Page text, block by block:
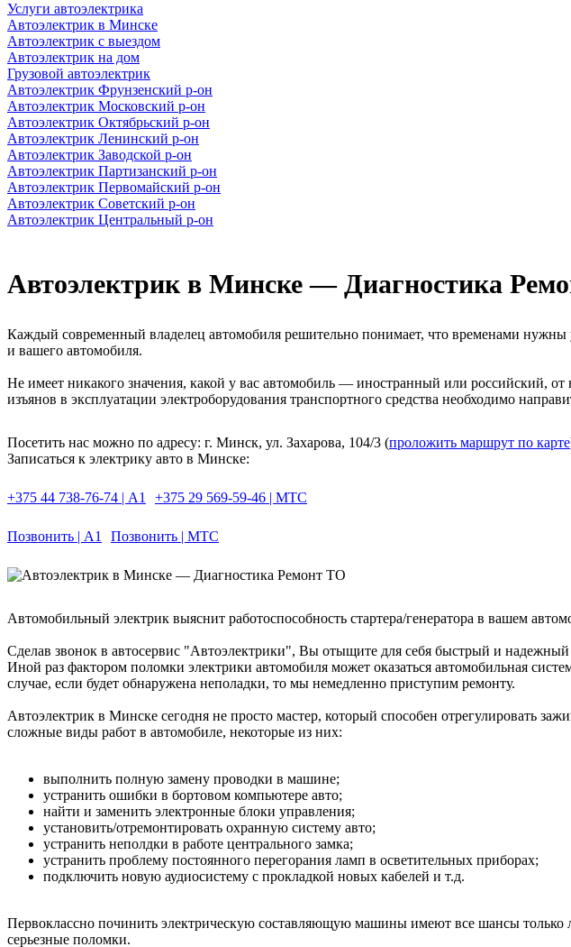
Услуги автоэлектрика
Автоэлектрик в Минске
Автоэлектрик с выездом
Автоэлектрик на дом
Грузовой автоэлектрик
Автоэлектрик Фрунзенский р-он
Автоэлектрик Московский р-он
Автоэлектрик Октябрьский р-он
Автоэлектрик Ленинский р-он
Автоэлектрик Заводской р-он
Автоэлектрик Партизанский р-он
Автоэлектрик Первомайский р-он
Автоэлектрик Советский р-он
Автоэлектрик Центральный р-он
Автоэлектрик в Минске — Диагностика
Каждый современный владелец автомобиля решительно понимает, что временами нужны
и вашего автомобиля.
Не имеет никакого значения, какой у вас автомобиль — иностранный или российский,
изъянов в эксплуатации электроборудования транспортного средства необходимо
Посетить нас можно по адресу: г. Минск, ул. Захарова, 104/3 (проложить маршрут по карте
Записаться к электрику авто в Минске:
+375 44 738-76-74 | А1 +375 29 569-59-46 | МТС
Позвонить | А1 Позвонить | МТС
Автомобильный электрик выяснит работоспособность стартера/генератора в вашем
Сделав звонок в автосервис "Автоэлектрики", Вы отыщите для себя быстрый и
Иной раз фактором поломки электрики автомобиля может оказаться автомобильная
случае, если будет обнаружена неполадки, то мы немедленно приступим ремонту.
Автоэлектрик в Минске сегодня не просто мастер, который способен отрегулировать
сложные виды работ в автомобиле, некоторые из них:
выполнить полную замену проводки в машине;
устранить ошибки в бортовом компьютере авто;
найти и заменить электронные блоки управления;
установить/отремонтировать охранную систему авто;
устранить неполдки в работе центрального замка;
устранить проблему постоянного перегорания ламп в осветительных приборах;
подключить новую аудиосистему с прокладкой новых кабелей и т.д.
Первоклассно починить электрическую составляющую машины имеют все шансы
серьезные поломки.